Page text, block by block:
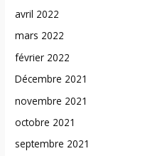
avril 2022
mars 2022
février 2022
Décembre 2021
novembre 2021
octobre 2021
septembre 2021